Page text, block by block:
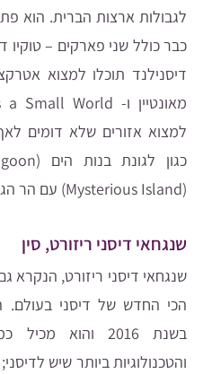
כבר כולל שני פארקים – טוקיו
דיסנילנד תוכלו למצוא
למצוא אזורים שלא דומים
(Mysterious Island) עם הר הגעש הענק במרכזו.
שנגחאי דיסני ריזורט, סין
שנגחאי דיסני ריזורט, הנקרא
הכי החדש של דיסני בעולם.
בשנת 2016 והוא